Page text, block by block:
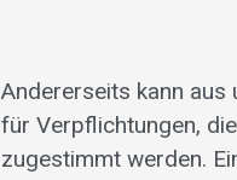
Andererseits kann
für Verpflichtungen,
zugestimmt werden.